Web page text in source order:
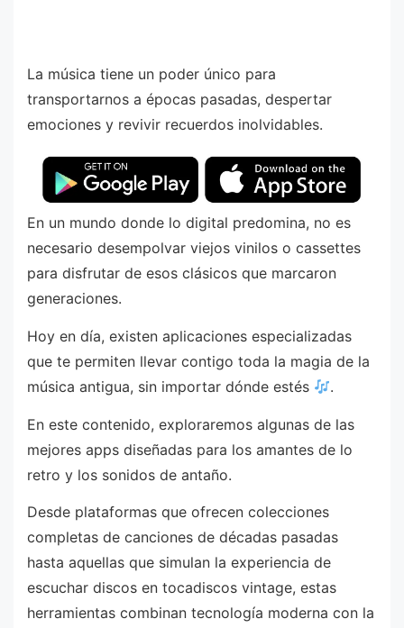
La música tiene un poder único para
transportarnos a épocas pasadas, despertar
emociones y revivir recuerdos inolvidables.
En un mundo donde lo digital predomina, no es
necesario desempolvar viejos vinilos o cassettes
para disfrutar de esos clásicos que marcaron
generaciones.
Hoy en día, existen aplicaciones especializadas
que te permiten llevar contigo toda la magia de la
música antigua, sin importar dónde estés
.
En este contenido, exploraremos algunas de las
mejores apps diseñadas para los amantes de lo
retro y los sonidos de antaño.
Desde plataformas que ofrecen colecciones
completas de canciones de décadas pasadas
hasta aquellas que simulan la experiencia de
escuchar discos en tocadiscos vintage, estas
herramientas combinan tecnología moderna con la